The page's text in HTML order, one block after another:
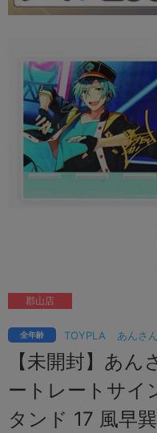
TOYPLA あんさ
全年齢
【未開封】あ
ートレートサイ
タンド 17 風早巽
郡山店